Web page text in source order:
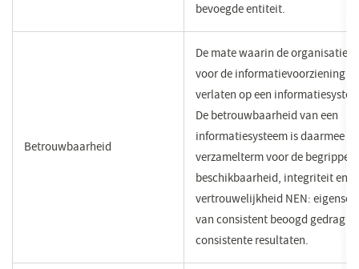
bevoegde entiteit.
Betrouwbaarheid
De mate waarin de organisatie
voor de informatievoorziening
verlaten op een
De betrouwbaarheid van een
informatiesysteem is daarmee de
verzamelterm voor de begrippen
beschikbaarheid, integriteit en
vertrouwelijkheid NEN:
van consistent beoogd gedrag
consistente resultaten.